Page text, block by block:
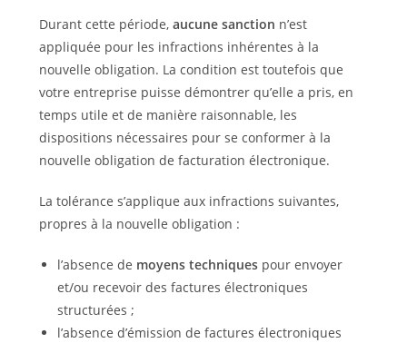
Durant cette période, aucune sanction n’est
appliquée pour les infractions inhérentes à la
nouvelle obligation. La condition est toutefois que
votre entreprise puisse démontrer qu’elle a pris, en
temps utile et de manière raisonnable, les
dispositions nécessaires pour se conformer à la
nouvelle obligation de facturation électronique.
La tolérance s’applique aux infractions suivantes,
propres à la nouvelle obligation :
l’absence de moyens techniques pour envoyer
et/ou recevoir des factures électroniques
structurées ;
l’absence d’émission de factures électroniques